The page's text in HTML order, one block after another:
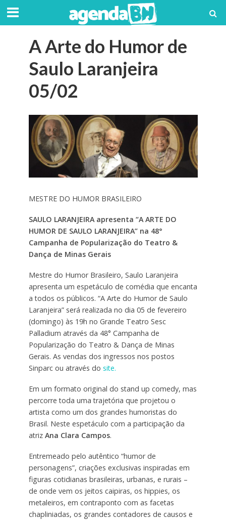
A Arte do Humor de
Saulo Laranjeira
05/02
MESTRE DO HUMOR BRASILEIRO
SAULO LARANJEIRA apresenta “A ARTE DO
HUMOR DE SAULO LARANJEIRA” na 48°
Campanha de Popularização do Teatro &
Dança de Minas Gerais
Mestre do Humor Brasileiro, Saulo Laranjeira
apresenta um espetáculo de comédia que encanta
a todos os públicos. “A Arte do Humor de Saulo
Laranjeira” será realizada no dia 05 de fevereiro
(domingo) às 19h no Grande Teatro Sesc
Palladium através da 48° Campanha de
Popularização do Teatro & Dança de Minas
Gerais. As vendas dos ingressos nos postos
Sinparc ou através do site.
Em um formato original do stand up comedy, mas
percorre toda uma trajetória que projetou o
artista como um dos grandes humoristas do
Brasil. Neste espetáculo com a participação da
atriz Ana Clara Campos.
Entremeado pelo autêntico “humor de
personagens”, criações exclusivas inspiradas em
figuras cotidianas brasileiras, urbanas, e rurais –
de onde vem os jeitos caipiras, os hippies, os
metaleiros, em contraponto com as facetas
chapliniadas, os grandes contadores de causos e